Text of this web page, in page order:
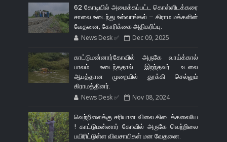
62 கோடியில் அமைக்கப்பட்ட கொள்ளிடக்கரை
சாலை உடைந்து உள்வாங்கல் – கிராம மக்களின்
வேதனை, கோரிக்கை அதிகரிப்பு.
News Desk ✅ Dec 09, 2025
காட்டுமன்னார்கோவில் அருகே வாய்க்கால்
பாலம் உடைந்ததால் இறந்தவர் உடலை
ஆபத்தான முறையில் தூக்கி செல்லும்
கிராமத்தினர்.
News Desk ✅ Nov 08, 2024
வெற்றிலைக்கு சரியான விலை கிடைக்கலையே
! காட்டுமன்னார் கோவில் அருகே வெற்றிலை
பயிரிட்டுள்ள விவசாயிகள் மன வேதனை.